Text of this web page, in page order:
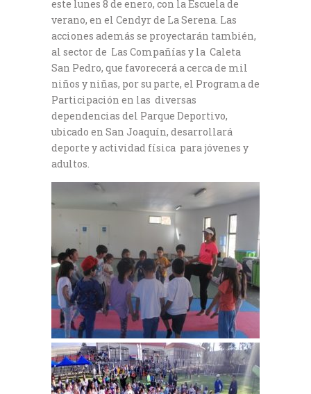
este lunes 8 de enero, con la Escuela de
verano, en el Cendyr de La Serena. Las
acciones además se proyectarán también,
al sector de Las Compañías y la Caleta
San Pedro, que favorecerá a cerca de mil
niños y niñas, por su parte, el Programa de
Participación en las diversas
dependencias del Parque Deportivo,
ubicado en San Joaquín, desarrollará
deporte y actividad física para jóvenes y
adultos.